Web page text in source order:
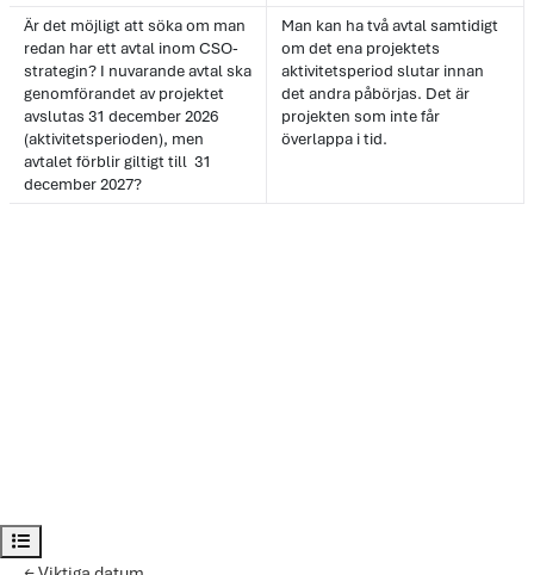
Open course index
Är det möjligt att söka om man
redan har ett avtal inom CSO-
strategin? I nuvarande avtal ska
genomförandet av projektet
avslutas 31 december 2026
(aktivitetsperioden), men
avtalet förblir giltigt till 31
december 2027?
Man kan ha två avtal samtidigt
om det ena projektets
aktivitetsperiod slutar innan
det andra påbörjas. Det är
projekten som inte får
överlappa i tid.